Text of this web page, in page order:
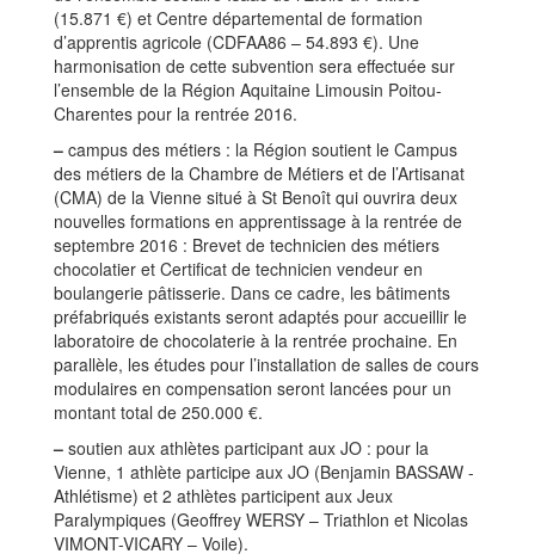
(15.871 €) et Centre départemental de formation
d’apprentis agricole (CDFAA86 – 54.893 €). Une
harmonisation de cette subvention sera effectuée sur
l’ensemble de la Région Aquitaine Limousin Poitou-
Charentes pour la rentrée 2016.
– campus des métiers : la Région soutient le Campus
des métiers de la Chambre de Métiers et de l’Artisanat
(CMA) de la Vienne situé à St Benoît qui ouvrira deux
nouvelles formations en apprentissage à la rentrée de
septembre 2016 : Brevet de technicien des métiers
chocolatier et Certificat de technicien vendeur en
boulangerie pâtisserie. Dans ce cadre, les bâtiments
préfabriqués existants seront adaptés pour accueillir le
laboratoire de chocolaterie à la rentrée prochaine. En
parallèle, les études pour l’installation de salles de cours
modulaires en compensation seront lancées pour un
montant total de 250.000 €.
– soutien aux athlètes participant aux JO : pour la
Vienne, 1 athlète participe aux JO (Benjamin BASSAW -
Athlétisme) et 2 athlètes participent aux Jeux
Paralympiques (Geoffrey WERSY – Triathlon et Nicolas
VIMONT-VICARY – Voile).